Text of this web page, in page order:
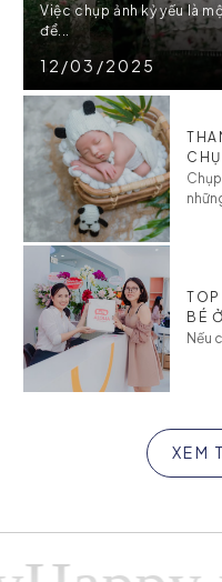
12/03/2025
Việc chụp ảnh kỷ yếu là
để...
BÉ
Nếu
XEM